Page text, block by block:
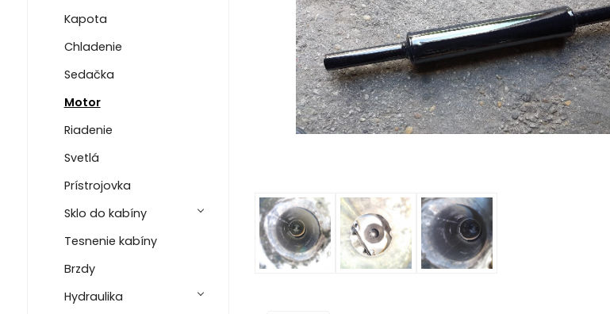
Kapota
Chladenie
Sedačka
Motor
Riadenie
Svetlá
Prístrojovka
Sklo do kabíny
Tesnenie kabíny
Brzdy
Hydraulika